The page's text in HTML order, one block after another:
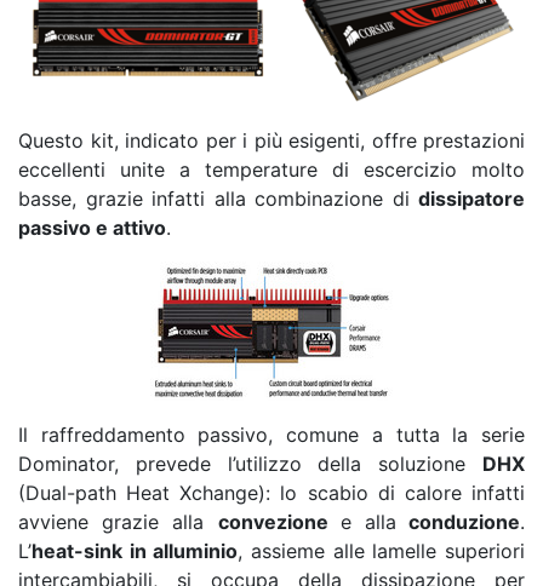
Questo kit, indicato per i più esigenti, offre prestazioni
eccellenti unite a temperature di escercizio molto
basse, grazie infatti alla combinazione di dissipatore
passivo e attivo.
Il raffreddamento passivo, comune a tutta la serie
Dominator, prevede l’utilizzo della soluzione DHX
(Dual-path Heat Xchange): lo scabio di calore infatti
avviene grazie alla convezione e alla conduzione.
L’heat-sink in alluminio, assieme alle lamelle superiori
intercambiabili, si occupa della dissipazione per